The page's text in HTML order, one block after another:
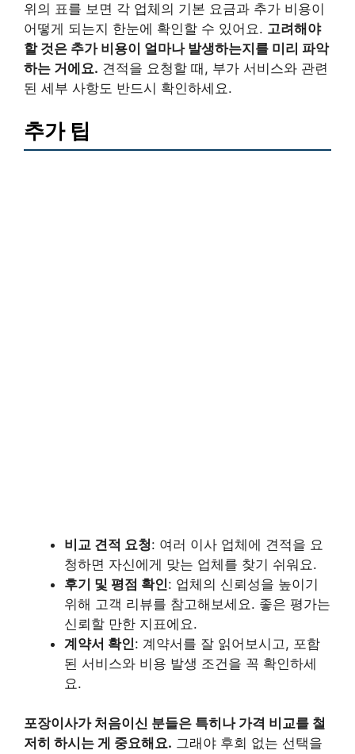
위의 표를 보면 각 업체의 기본 요금과 추가 비용이
어떻게 되는지 한눈에 확인할 수 있어요. 고려해야
할 것은 추가 비용이 얼마나 발생하는지를 미리 파악
하는 거에요. 견적을 요청할 때, 부가 서비스와 관련
된 세부 사항도 반드시 확인하세요.
추가 팁
비교 견적 요청: 여러 이사 업체에 견적을 요
청하면 자신에게 맞는 업체를 찾기 쉬워요.
후기 및 평점 확인: 업체의 신뢰성을 높이기
위해 고객 리뷰를 참고해보세요. 좋은 평가는
신뢰할 만한 지표에요.
계약서 확인: 계약서를 잘 읽어보시고, 포함
된 서비스와 비용 발생 조건을 꼭 확인하세
요.
포장이사가 처음이신 분들은 특히나 가격 비교를 철
저히 하시는 게 중요해요. 그래야 후회 없는 선택을